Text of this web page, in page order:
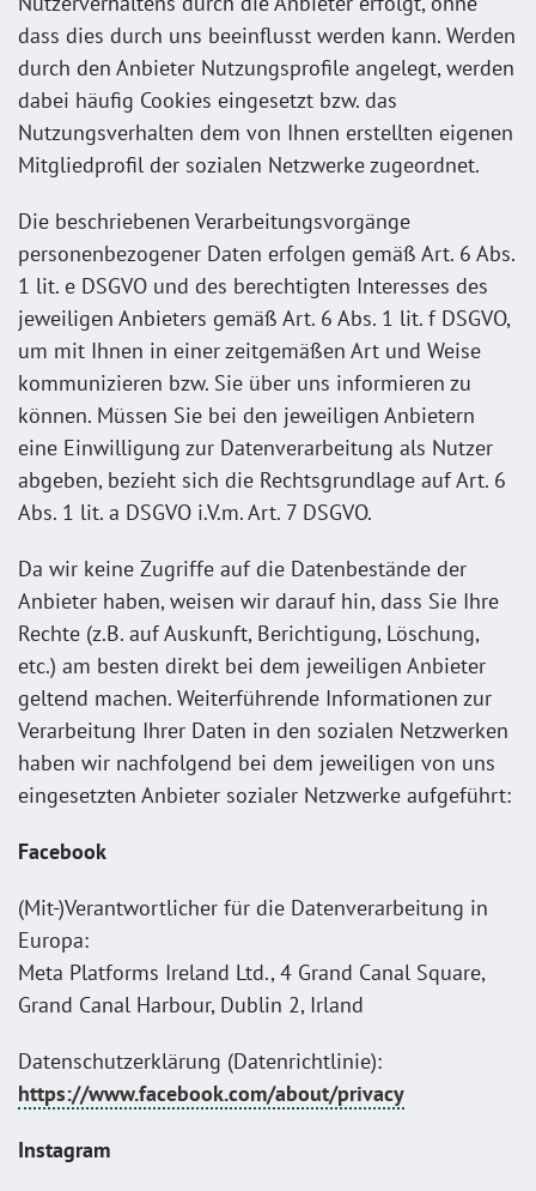
dass dies durch uns beeinflusst werden kann. Werden
durch den Anbieter Nutzungsprofile angelegt, werden
dabei häufig Cookies eingesetzt bzw. das
Nutzungsverhalten dem von Ihnen erstellten eigenen
Mitgliedprofil der sozialen Netzwerke zugeordnet.
Die beschriebenen Verarbeitungsvorgänge
personenbezogener Daten erfolgen gemäß Art. 6 Abs.
1 lit. e DSGVO und des berechtigten Interesses des
jeweiligen Anbieters gemäß Art. 6 Abs. 1 lit. f DSGVO,
um mit Ihnen in einer zeitgemäßen Art und Weise
kommunizieren bzw. Sie über uns informieren zu
können. Müssen Sie bei den jeweiligen Anbietern
eine Einwilligung zur Datenverarbeitung als Nutzer
abgeben, bezieht sich die Rechtsgrundlage auf Art. 6
Abs. 1 lit. a DSGVO i.V.m. Art. 7 DSGVO.
Da wir keine Zugriffe auf die Datenbestände der
Anbieter haben, weisen wir darauf hin, dass Sie Ihre
Rechte (z.B. auf Auskunft, Berichtigung, Löschung,
etc.) am besten direkt bei dem jeweiligen Anbieter
geltend machen. Weiterführende Informationen zur
Verarbeitung Ihrer Daten in den sozialen Netzwerken
haben wir nachfolgend bei dem jeweiligen von uns
eingesetzten Anbieter sozialer Netzwerke aufgeführt:
Facebook
(Mit-)Verantwortlicher für die Datenverarbeitung in
Europa:
Meta Platforms Ireland Ltd., 4 Grand Canal Square,
Grand Canal Harbour, Dublin 2, Irland
Datenschutzerklärung (Datenrichtlinie):
https://www.facebook.com/about/privacy
Instagram